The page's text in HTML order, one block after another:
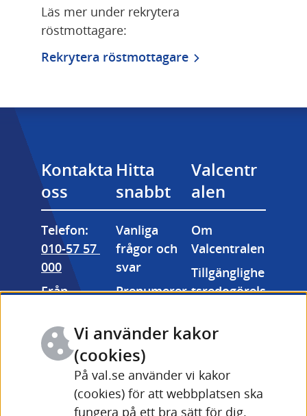
Läs mer under rekrytera
röstmottagare:
Rekrytera röstmottagare
Kontakta
oss
Telefon:
010-57 57
000
Från
+46 (0) 10-57
57 000
kontaktuppg
ifter och
Hitta
snabbt
Vanliga
frågor och
svar
Prenumerer
nyhetsbrev
Valmyndigh
etens
bildarkivLänk till annan
Driftinforma
Valcentr
alen
Om
Valcentralen
Tillgänglighe
tsredogörels
Kakor
Vi använder kakor
(cookies)
På val.se använder vi kakor
(cookies) för att webbplatsen ska
fungera på ett bra sätt för dig.